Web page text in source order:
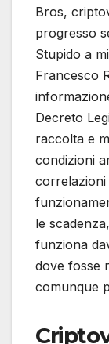
Bros,
progresso
Stupido a
Francesco
Decreto
raccolta e
condizioni
correlazioni
le
funziona
dove fosse
comunque